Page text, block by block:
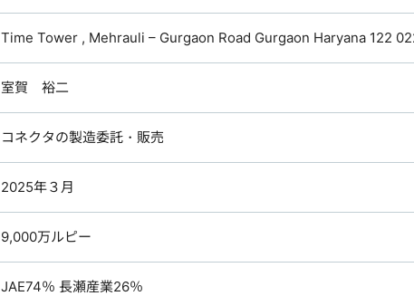
Time Tower , Mehrauli – Gurgaon Road Gurgaon Haryana 122
室賀 裕二
コネクタの製造委託・販売
2025年３月
9,000万ルピー
JAE74％ 長瀬産業26％